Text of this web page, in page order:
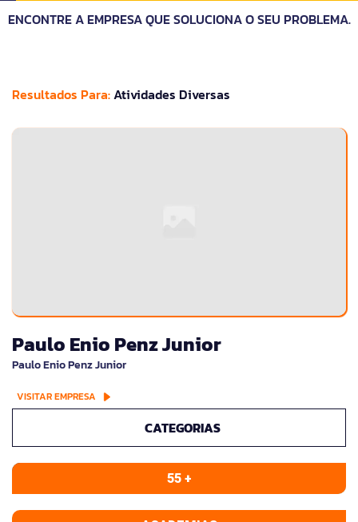
ENCONTRE A EMPRESA QUE SOLUCIONA O SEU PROBLEMA.
Resultados Para:Atividades Diversas
Paulo Enio Penz Junior
Paulo Enio Penz Junior
VISITAR EMPRESA
CATEGORIAS
55 +